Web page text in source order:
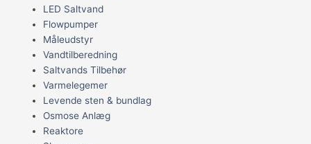
LED Saltvand
Flowpumper
Måleudstyr
Vandtilberedning
Saltvands Tilbehør
Varmelegemer
Levende sten & bundlag
Osmose Anlæg
Reaktore